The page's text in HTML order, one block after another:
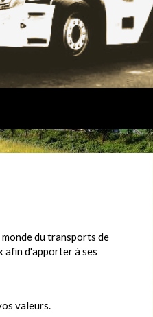
du transports de
afin d'apporter à ses
valeurs.